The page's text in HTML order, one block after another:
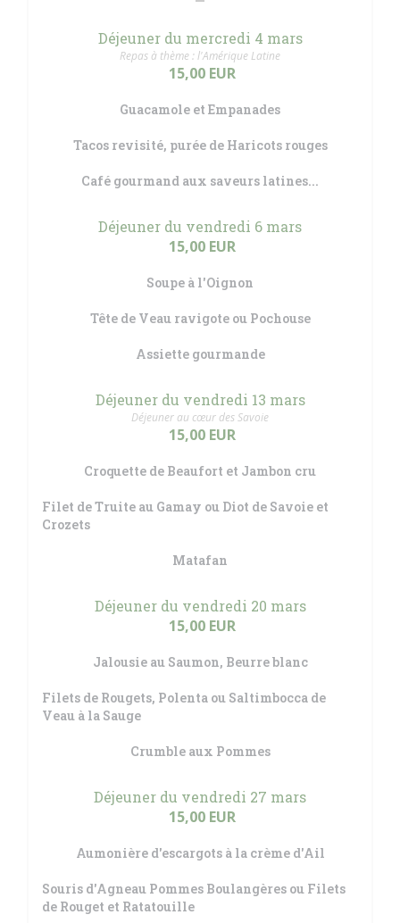
Déjeuner du mercredi 4 mars
Repas à thème : l'Amérique Latine
15,00 EUR
Guacamole et Empanades
Tacos revisité, purée de Haricots rouges
Café gourmand aux saveurs latines...
Déjeuner du vendredi 6 mars
15,00 EUR
Soupe à l'Oignon
Tête de Veau ravigote ou Pochouse
Assiette gourmande
Déjeuner du vendredi 13 mars
Déjeuner au cœur des Savoie
15,00 EUR
Croquette de Beaufort et Jambon cru
Filet de Truite au Gamay ou Diot de Savoie et
Crozets
Matafan
Déjeuner du vendredi 20 mars
15,00 EUR
Jalousie au Saumon, Beurre blanc
Filets de Rougets, Polenta ou Saltimbocca de
Veau à la Sauge
Crumble aux Pommes
Déjeuner du vendredi 27 mars
15,00 EUR
Aumonière d'escargots à la crème d'Ail
Souris d'Agneau Pommes Boulangères ou Filets
de Rouget et Ratatouille